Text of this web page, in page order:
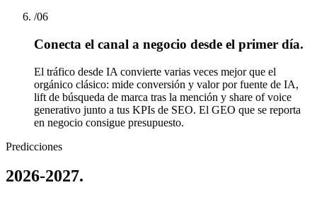
/06
Conecta el canal a negocio desde el primer día.
El tráfico desde IA convierte varias veces mejor que el
orgánico clásico: mide conversión y valor por fuente de IA,
lift de búsqueda de marca tras la mención y share of voice
generativo junto a tus KPIs de SEO. El GEO que se reporta
en negocio consigue presupuesto.
Predicciones
2026-2027.